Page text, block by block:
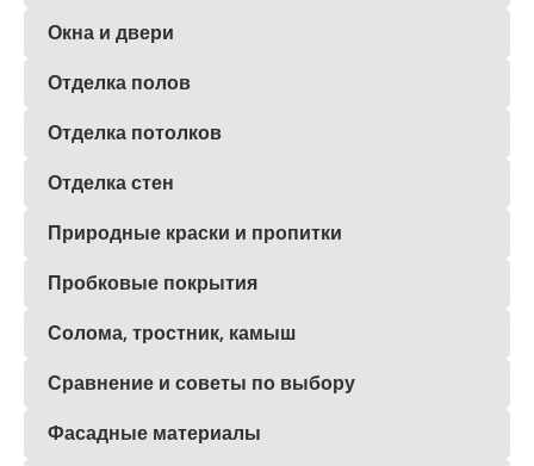
Окна и двери
Отделка полов
Отделка потолков
Отделка стен
Природные краски и пропитки
Пробковые покрытия
Солома, тростник, камыш
Сравнение и советы по выбору
Фасадные материалы